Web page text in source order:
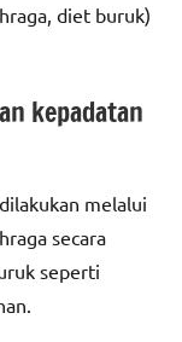
diet buruk)
kepadatan
melalui
secara
seperti